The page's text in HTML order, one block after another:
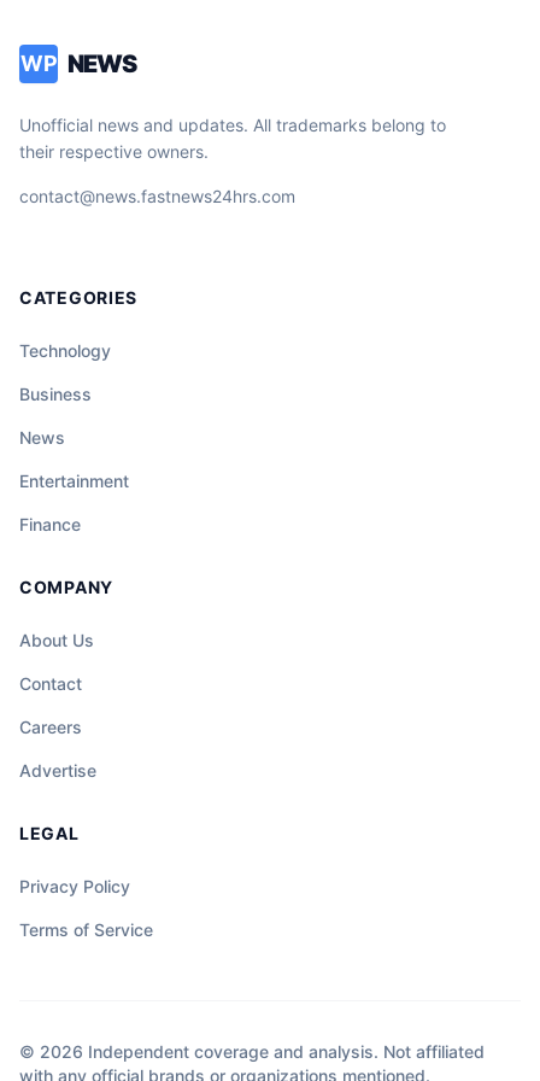
force à regarder l’horreur en face. La vidéo
WP NEWS
Unofficial news and updates. All trademarks belong to
their respective owners.
contact@news.fastnews24hrs.com
CATEGORIES
Technology
Business
News
Entertainment
Finance
COMPANY
About Us
Contact
Careers
Advertise
LEGAL
Privacy Policy
Terms of Service
© 2026 Independent coverage and analysis. Not affiliated
with any official brands or organizations mentioned.